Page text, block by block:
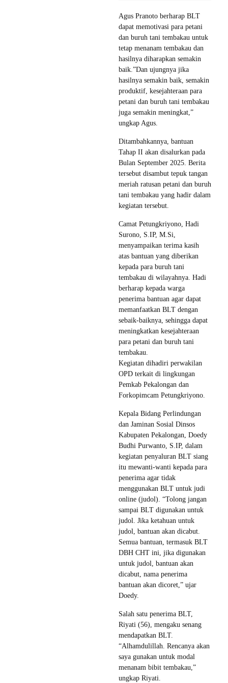
Agus Pranoto berharap BLT
dapat memotivasi para petani
dan buruh tani tembakau untuk
tetap menanam tembakau dan
hasilnya diharapkan semakin
baik.”Dan ujungnya jika
hasilnya semakin baik, semakin
produktif, kesejahteraan para
petani dan buruh tani tembakau
juga semakin meningkat,”
ungkap Agus.
Ditambahkannya, bantuan
Tahap II akan disalurkan pada
Bulan September 2025. Berita
tersebut disambut tepuk tangan
meriah ratusan petani dan buruh
tani tembakau yang hadir dalam
kegiatan tersebut.
Camat Petungkriyono, Hadi
Surono, S.IP, M.Si,
menyampaikan terima kasih
atas bantuan yang diberikan
kepada para buruh tani
tembakau di wilayahnya. Hadi
berharap kepada warga
penerima bantuan agar dapat
memanfaatkan BLT dengan
sebaik-baiknya, sehingga dapat
meningkatkan kesejahteraan
para petani dan buruh tani
tembakau.
Kegiatan dihadiri perwakilan
OPD terkait di lingkungan
Pemkab Pekalongan dan
Forkopimcam Petungkriyono.
Kepala Bidang Perlindungan
dan Jaminan Sosial Dinsos
Kabupaten Pekalongan, Doedy
Budhi Purwanto, S.IP, dalam
kegiatan penyaluran BLT siang
itu mewanti-wanti kepada para
penerima agar tidak
menggunakan BLT untuk judi
online (judol). “Tolong jangan
sampai BLT digunakan untuk
judol. Jika ketahuan untuk
judol, bantuan akan dicabut.
Semua bantuan, termasuk BLT
DBH CHT ini, jika digunakan
untuk judol, bantuan akan
dicabut, nama penerima
bantuan akan dicoret,” ujar
Doedy.
Salah satu penerima BLT,
Riyati (56), mengaku senang
mendapatkan BLT.
“Alhamdulillah. Rencanya akan
saya gunakan untuk modal
menanam bibit tembakau,”
ungkap Riyati.